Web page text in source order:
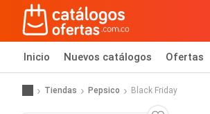
Inicio Nuevos catálogos Ofertas
Tiendas Pepsico Black Friday